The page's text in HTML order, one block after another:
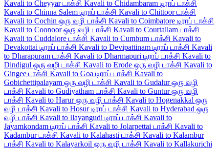
Kavali to Cheyyar டாக்சி Kavali to Chidambaram டிராப் டாக்சி
Kavali to Chinna Salem டிராப் டாக்சி Kavali to Chittoor டாக்சி
Kavali to Cochin ஒரு வழி டாக்சி Kavali to Coimbatore டிராப் டாக்சி
Kavali to Coonoor ஒரு வழி டாக்சி Kavali to Courtallam டாக்சி
Kavali to Cuddalore டாக்சி Kavali to Cumbum டாக்சி Kavali to
Devakottai டிராப் டாக்சி Kavali to Devipattinam டிராப் டாக்சி Kavali
to Dharapuram டாக்சி Kavali to Dharmapuri டிராப் டாக்சி Kavali to
Dindigul ஒரு வழி டாக்சி Kavali to Erode ஒரு வழி டாக்சி Kavali to
Gingee டாக்சி Kavali to Goa டிராப் டாக்சி Kavali to
Gobichettipalayam ஒரு வழி டாக்சி Kavali to Gudalur ஒரு வழி
டாக்சி Kavali to Gudiyatham டாக்சி Kavali to Guntur ஒரு வழி
டாக்சி Kavali to Harur ஒரு வழி டாக்சி Kavali to Hogenakkal ஒரு
வழி டாக்சி Kavali to Hosur டிராப் டாக்சி Kavali to Hyderabad ஒரு
வழி டாக்சி Kavali to Ilayangudi டிராப் டாக்சி Kavali to
Jayamkondam டிராப் டாக்சி Kavali to Jolarpettai டாக்சி Kavali to
Kadambur டாக்சி Kavali to Kalahasti டாக்சி Kavali to Kalambur
டாக்சி Kavali to Kalayarkoil ஒரு வழி டாக்சி Kavali to Kallakurichi